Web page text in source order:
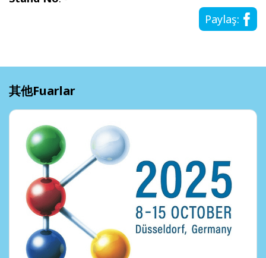
Paylaş:
其他Fuarlar